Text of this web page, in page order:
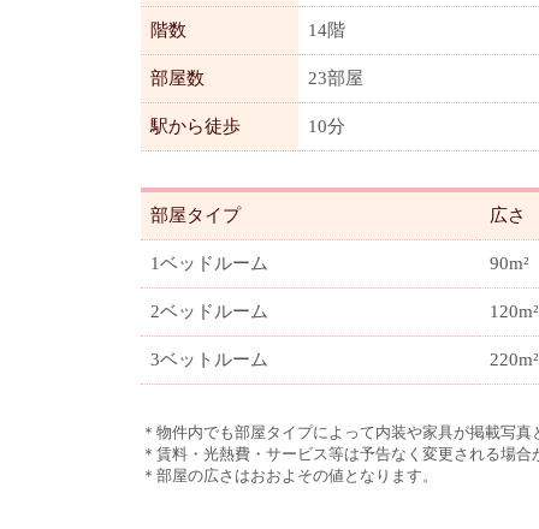
階数 14階
部屋数 23部屋
駅から徒歩 10分
部屋タイプ 広さ
1ベッドルーム 90m²
2ベッドルーム 120m²
3ベットルーム 220m²
＊物件内でも部屋タイプによって内装や家具が掲載写
＊賃料・光熱費・サービス等は予告なく変更される場合
＊部屋の広さはおおよその値となります。